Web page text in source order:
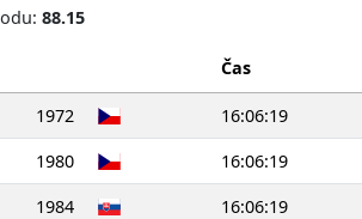
88.15
Čas
1972 16:06:19
1980 16:06:19
1984 16:06:19